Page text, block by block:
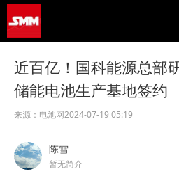
寻锌行业破局发展新机遇
美国拟投30亿美元扶持关键矿产
为有色行业打造的神器
近百亿！国科能源总部
储能电池生产基地签约
来源： 电池网2024-07-19 05:19
陈雪
暂无简介